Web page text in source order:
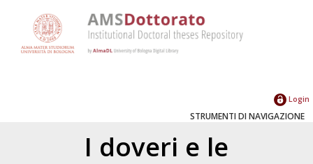
Login
STRUMENTI DI NAVIGAZIONE
I doveri e le